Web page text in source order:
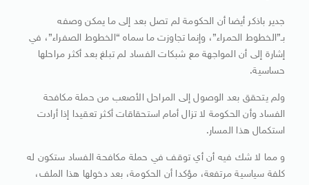
جدير باذكر أيضا أن الحكومة لم تصل بعد إلى ما يمكن وصفه
بـ”الخطوط الحمراء”، وإنما تجاوزت ما سماه “الخطوط الصفراء”، في
إشارة إلى أن المواجهة مع شبكات الفساد لم تبلغ بعد أكثر مراحلها
حساسية.
ولم يتحقق بعد الوصول إلى المراحل الأصعب من حملة مكافحة
الفساد وأن الحكومة لا تزال أمام استحقاقات أكثر تعقيدا إذا أرادت
استكمال هذا المسار.
و مما لا شك فيه أن أي توقف في حملة مكافحة الفساد ستكون له
كلفة سياسية مرتفعة، مؤكدا أن الحكومة، بعد دخولها هذا الملف،